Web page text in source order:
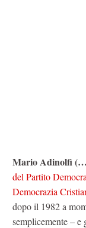
Mario Adinolfi
del Partito
Democrazia
dopo il 1982 a
semplicemente – e